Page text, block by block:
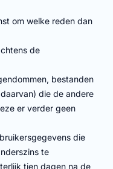
om welke reden dan
de
bestanden
die de andere
er verder geen
die
te
tien dagen na de